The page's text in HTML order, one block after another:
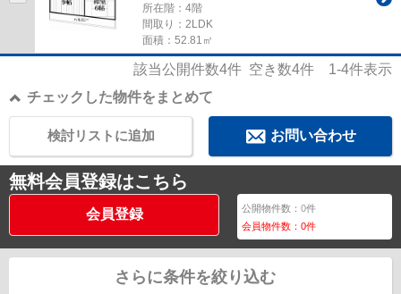
所在階：4階
間取り：2LDK
面積：52.81㎡
該当公開件数4件 空き数4件 1-4件表示
チェックした物件をまとめて
お問い合わせ
検討リストに追加
無料会員登録はこちら
会員登録 公開物件数：0件
会員物件数：0件
さらに条件を絞り込む